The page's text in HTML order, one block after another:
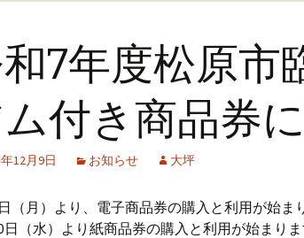
ア
店会
店街
天美西商店会
新堂栄町商店会
松原岡商店会
松原駅前商店会
7年度松原市
付き商品券
12月9日 お知らせ 大坪
（月）より、電子商品券の購入と利用が始ま
日（水）より紙商品券の購入と利用が始まりま